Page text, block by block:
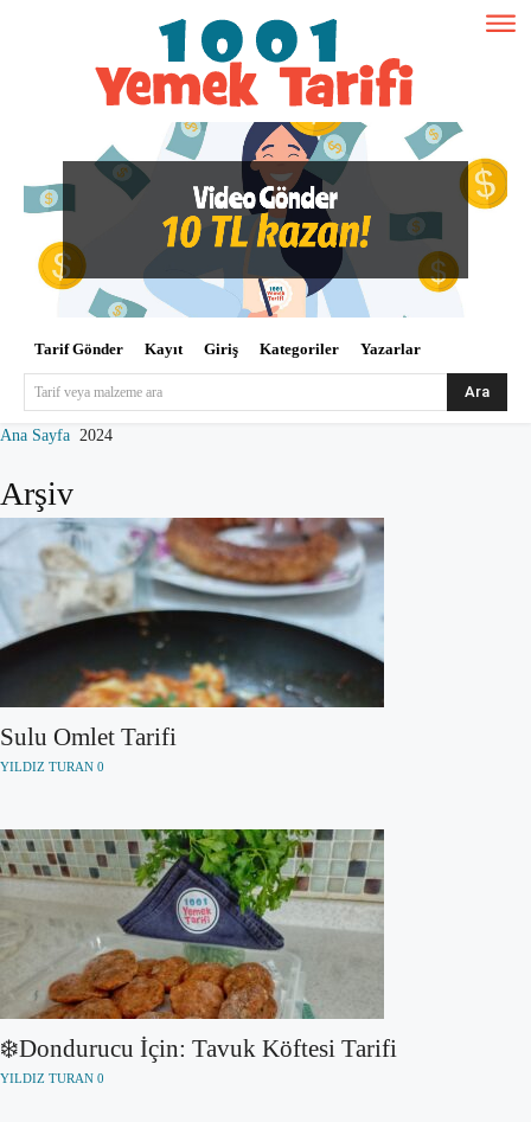
Tarif Gönder Kayıt Giriş Kategoriler Yazarlar
Tarif veya malzeme ara Ara
Ana Sayfa 2024
Arşiv
Sulu Omlet Tarifi
YILDIZ TURAN 0
❄️Dondurucu İçin: Tavuk Köftesi Tarifi
YILDIZ TURAN 0